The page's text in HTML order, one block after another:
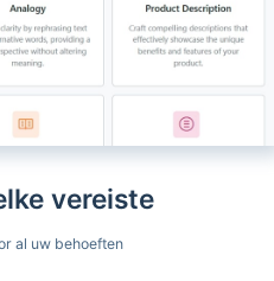
vereiste
al uw behoeften